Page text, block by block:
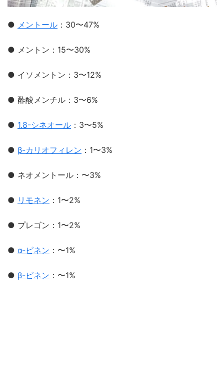
● メントール ：30〜47%
● メントン：15〜30%
● イソメントン：3〜12%
● 酢酸メンチル：3〜6%
● 1.8-シネオール ：3〜5%
● β-カリオフィレン ：1〜3%
● ネオメントール：〜3%
● リモネン ：1〜2%
● プレゴン：1〜2%
● α-ピネン ：〜1%
● β-ピネン ：〜1%